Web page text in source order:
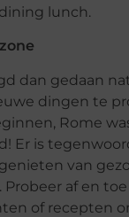
lunch.
dan gedaan
dingen te
Rome
Er is
van
af en
of recepten